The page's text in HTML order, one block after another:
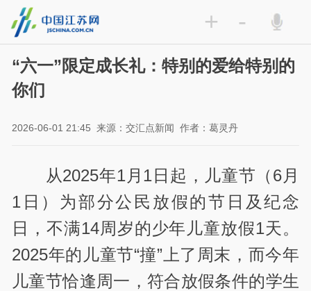
+ -
“六一”限定成长礼：特别的爱给特别的
你们
2026-06-01 21:45 来源：交汇点新闻 作者：葛灵丹
从2025年1月1日起，儿童节（6月
1日）为部分公民放假的节日及纪念
日，不满14周岁的少年儿童放假1天。
2025年的儿童节“撞”上了周末，而今年
儿童节恰逢周一，符合放假条件的学生